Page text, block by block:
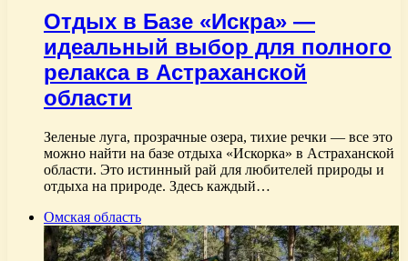
Отдых в Базе «Искра» —
идеальный выбор для полного
релакса в Астраханской
области
Зеленые луга, прозрачные озера, тихие речки — все это
можно найти на базе отдыха «Искорка» в Астраханской
области. Это истинный рай для любителей природы и
отдыха на природе. Здесь каждый…
Омская область